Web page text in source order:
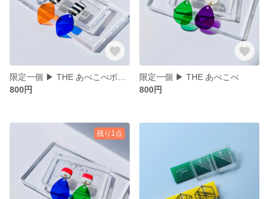
800円
限定一個 ▶︎ THE あべこべ
800円
残り1点